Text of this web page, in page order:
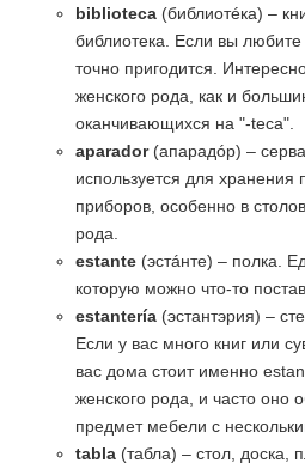
biblioteca (библиотéка) –
библиотека. Если вы любите
точно пригодится.
женского рода, как и
оканчивающихся на "-teca".
aparador(апарадóр) –
используется для хранения
приборов, особенно в
рода.
estante (эстáнте) – полка.
которую можно что-то
estantería (эстантэрия) –
Если у вас много книг или
вас дома стоит именно
женского рода, и часто оно
предмет мебели с
tabla (табла) – стол, доска,